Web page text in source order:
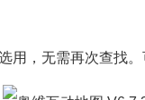
，无需再次查找。